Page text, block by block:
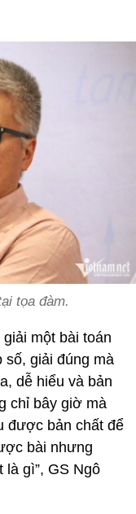
tọa đàm.
một bài toán
số, giải đúng mà
dễ hiểu và bản
chỉ bây giờ mà
được bản chất để
bài nhưng
gì”, GS Ngô